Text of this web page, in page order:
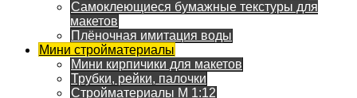
Самоклеющиеся бумажные текстуры для
макетов
Плёночная имитация воды
Мини стройматериалы
Мини кирпичики для макетов
Трубки, рейки, палочки
Стройматериалы M 1:12